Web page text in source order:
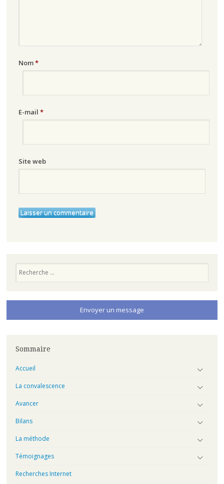
Nom*
E-mail *
Site web
Envoyer un message
Sommaire
Accueil
La convalescence
Avancer
Bilans
La méthode
Témoignages
Recherches Internet